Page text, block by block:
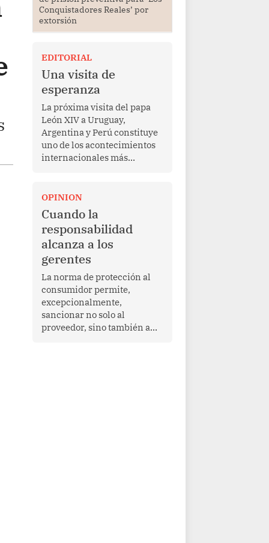
Conquistadores Reales’ por
extorsión
EDITORIAL
Una visita de
esperanza
La próxima visita del papa
León XIV a Uruguay,
Argentina y Perú constituye
uno de los acontecimientos
internacionales más
Más allá de su dimensión
religiosa, esta gira
representa una oportunidad
para reafirmar el valor del
diálogo, fortalecer los
vínculos entre los pueblos y
proyectar una imagen de
cooperación en una región
que enfrenta desafíos en
materia de desarrollo,
cohesión social y
gobernabilidad.
OPINION
Cuando la
responsabilidad
alcanza a los
gerentes
La norma de protección al
consumidor permite,
excepcionalmente,
sancionar no solo al
proveedor, sino también a